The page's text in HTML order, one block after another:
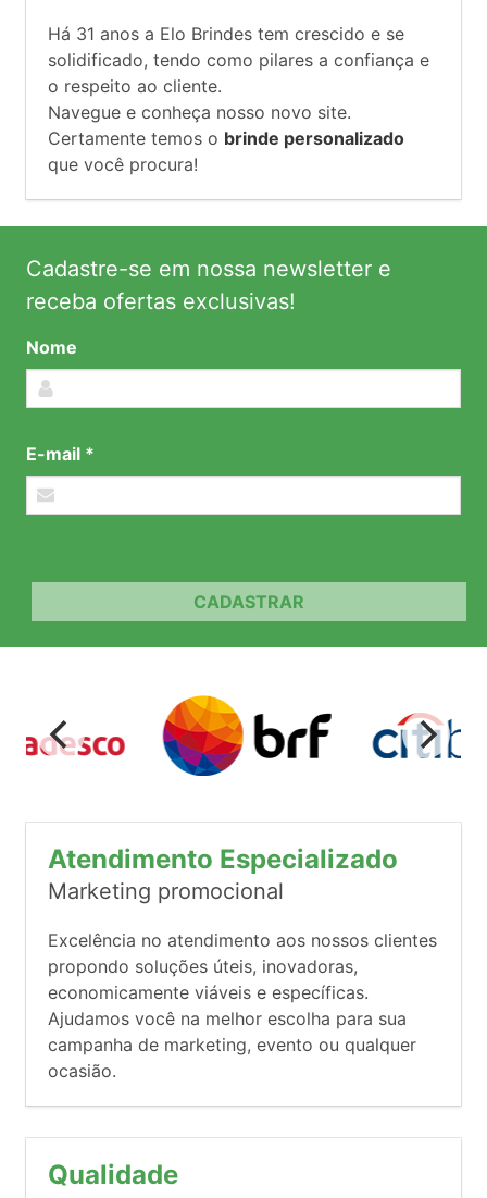
Há 31 anos a Elo Brindes tem crescido e se
solidificado, tendo como pilares a confiança e
o respeito ao cliente.
Navegue e conheça nosso novo site.
Certamente temos o brinde personalizado
que você procura!
Cadastre-se em nossa newsletter e
receba ofertas exclusivas!
Nome
E-mail *
CADASTRAR
Atendimento Especializado
Marketing promocional
Excelência no atendimento aos nossos clientes
propondo soluções úteis, inovadoras,
economicamente viáveis e específicas.
Ajudamos você na melhor escolha para sua
campanha de marketing, evento ou qualquer
ocasião.
Qualidade